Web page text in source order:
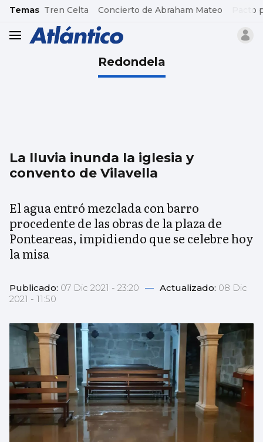
common.go-to-content
Temas Tren Celta Concierto de Abraham Mateo Pacto
header.menu.open
Redondela
La lluvia inunda la iglesia y
convento de Vilavella
El agua entró mezclada con barro
procedente de las obras de la plaza de
Ponteareas, impidiendo que se celebre hoy
la misa
Publicado: 07 Dic 2021 - 23:20 — Actualizado: 08 Dic
2021 - 11:50